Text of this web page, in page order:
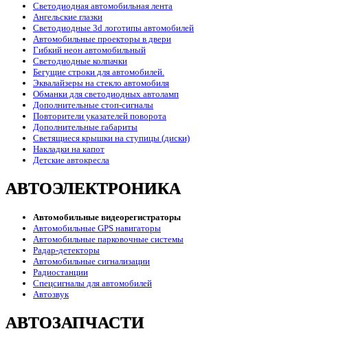
Светодиодная автомобильная лента
Ангельские глазки
Светодиодные 3d логотипы автомобилей
Автомобильные проекторы в двери
Гибкий неон автомобильный
Светодиодные колпачки
Бегущие строки для автомобилей.
Эквалайзеры на стекло автомобиля
Обманки для светодиодных автоламп
Дополнительные стоп-сигналы
Повторители указателей поворота
Дополнительные габариты
Светящиеся крышки на ступицы (диски)
Накладки на капот
Детские автокресла
АВТОЭЛЕКТРОНИКА
Автомобильные видеорегистраторы
Автомобильные GPS навигаторы
Автомобильные парковочные системы
Радар-детекторы
Автомобильные сигнализации
Радиостанции
Спецсигналы для автомобилей
Автозвук
АВТОЗАПЧАСТИ